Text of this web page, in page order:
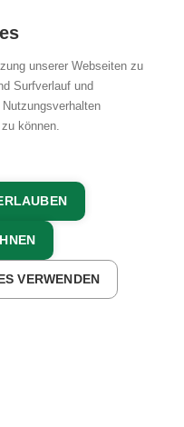
JETZT BUCHEN
unserer Webseiten zu
Surfverlauf und
können.
VERWENDEN